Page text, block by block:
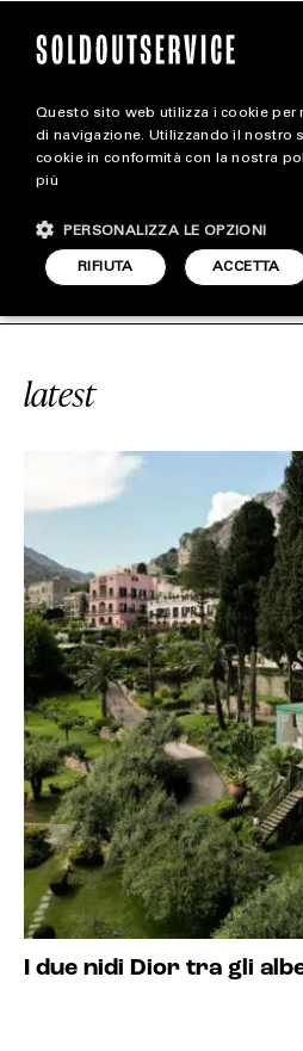
STYLE
#NIDI
latest
I due nidi Dior tra gli
Questo sito web utilizza i cookie per
di navigazione. Utilizzando il nostro
cookie in conformità con la nostra
più
ACCETTA
RIFIUTA
PERSONALIZZA LE OPZIONI